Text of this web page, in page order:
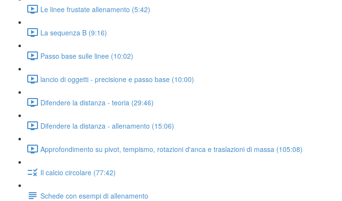
Le linee frustate allenamento (5:42)
La sequenza B (9:16)
Passo base sulle linee (10:02)
lancio di oggetti - precisione e passo base (10:00)
Difendere la distanza - teoria (29:46)
Difendere la distanza - allenamento (15:06)
Approfondimento su pivot, tempismo, rotazioni d'anca e traslazioni di massa (105:08)
Il calcio circolare (77:42)
Schede con esempi di allenamento